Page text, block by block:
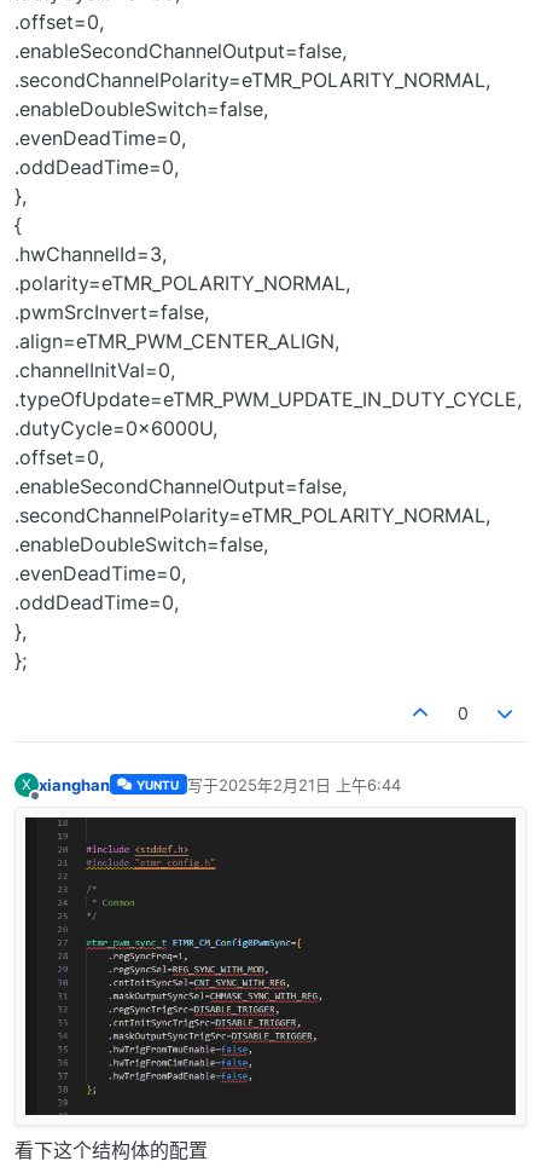
.offset=0,
.enableSecondChannelOutput=false,
.secondChannelPolarity=eTMR_POLARITY_NORMAL,
.enableDoubleSwitch=false,
.evenDeadTime=0,
.oddDeadTime=0,
},
{
.hwChannelId=3,
.polarity=eTMR_POLARITY_NORMAL,
.pwmSrcInvert=false,
.align=eTMR_PWM_CENTER_ALIGN,
.channelInitVal=0,
.typeOfUpdate=eTMR_PWM_UPDATE_IN_DUTY_CYCLE,
.dutyCycle=0x6000U,
.offset=0,
.enableSecondChannelOutput=false,
.secondChannelPolarity=eTMR_POLARITY_NORMAL,
.enableDoubleSwitch=false,
.evenDeadTime=0,
.oddDeadTime=0,
},
};
0
X xianghan YUNTU 写于2025年2月21日 上午6:44
最后由 编辑
看下这个结构体的配置